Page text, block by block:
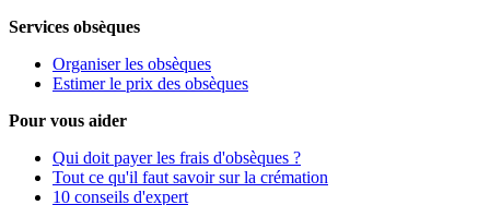
Services obsèques
Organiser les obsèques
Estimer le prix des obsèques
Pour vous aider
Qui doit payer les frais d'obsèques ?
Tout ce qu'il faut savoir sur la crémation
10 conseils d'expert